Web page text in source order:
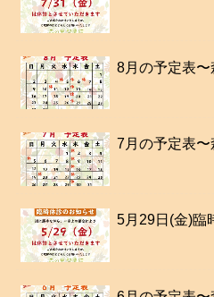
8月の予定表
7月の予定表
5月29日(金)臨